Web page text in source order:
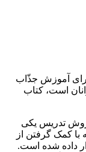
آموزش جذّاب
است، کتاب
تدریس یکی
با کمک گرفتن از
داده شده است.